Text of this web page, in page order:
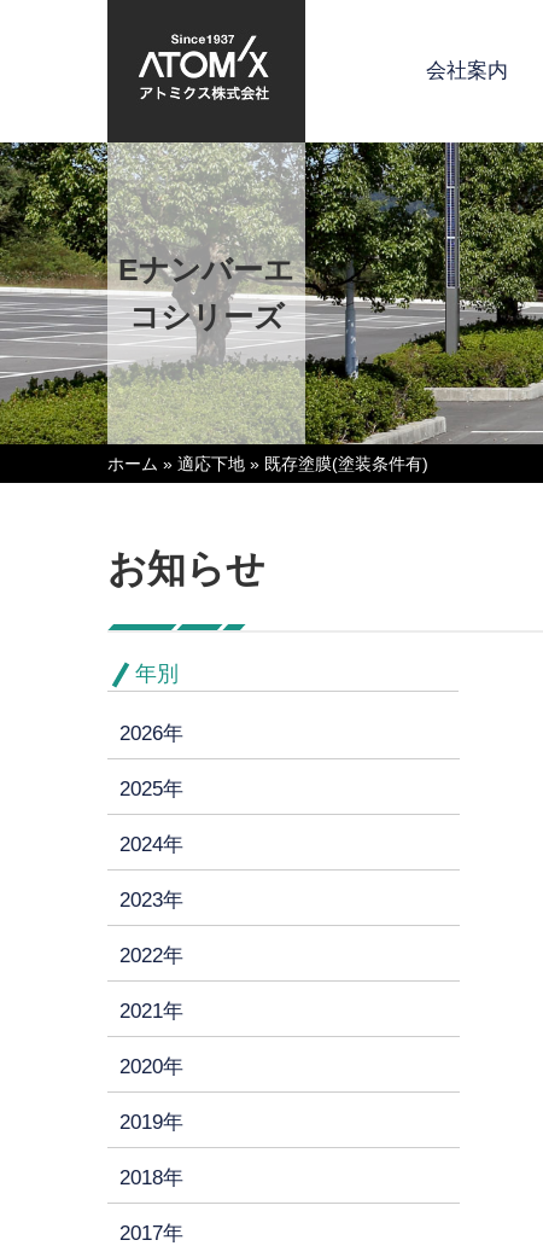
会社案内
Eナンバーエ
コシリーズ
ホーム » 適応下地 » 既存塗膜(塗装条件有)
お知らせ
年別
2026年
2025年
2024年
2023年
2022年
2021年
2020年
2019年
2018年
2017年